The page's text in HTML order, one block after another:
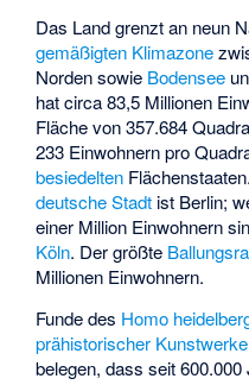
Das Land grenzt an neun
gemäßigten Klimazone
Norden sowie Bodensee
hat circa 83,5 Millionen
Fläche von 357.684
233 Einwohnern pro
besiedelten
deutsche Stadt ist Berlin;
einer Million Einwohnern
Köln. Der größte
Millionen Einwohnern.
Funde des Homo
prähistorischer Kunstwerke
belegen, dass seit